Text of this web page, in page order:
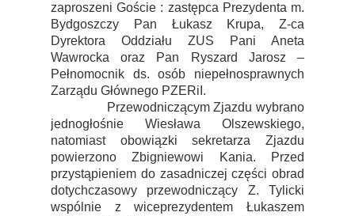
zaproszeni Goście : zastępca Prezydenta m.
Bydgoszczy Pan Łukasz Krupa, Z-ca
Dyrektora Oddziału ZUS Pani Aneta
Wawrocka oraz Pan Ryszard Jarosz –
Pełnomocnik ds. osób niepełnosprawnych
Zarządu Głównego PZERiI.
Przewodniczącym Zjazdu wybrano
jednogłośnie Wiesława Olszewskiego,
natomiast obowiązki sekretarza Zjazdu
powierzono Zbigniewowi Kania. Przed
przystąpieniem do zasadniczej części obrad
dotychczasowy przewodniczący Z. Tylicki
wspólnie z wiceprezydentem Łukaszem